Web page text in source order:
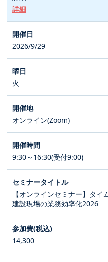
詳細
2026/9/29
火
オンライン(Zoom)
9:30～16:30(受付9:00)
【オンラインセミナー】タ
建設現場の業務効率化2026
14,300